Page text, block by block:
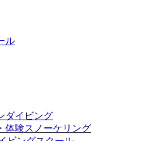
ル
ダイビング
体験スノーケリング